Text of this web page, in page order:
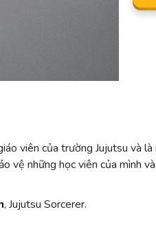
viên của trường Jujutsu và
vệ những học viên của mình
, Jujutsu Sorcerer.